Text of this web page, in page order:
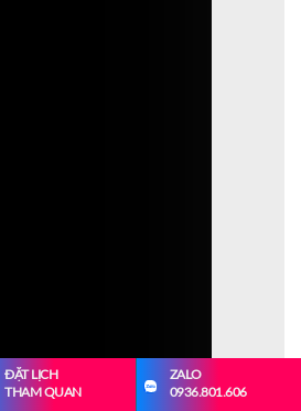
ĐẶT LỊCH
THAM QUAN
ZALO
0936.801.606